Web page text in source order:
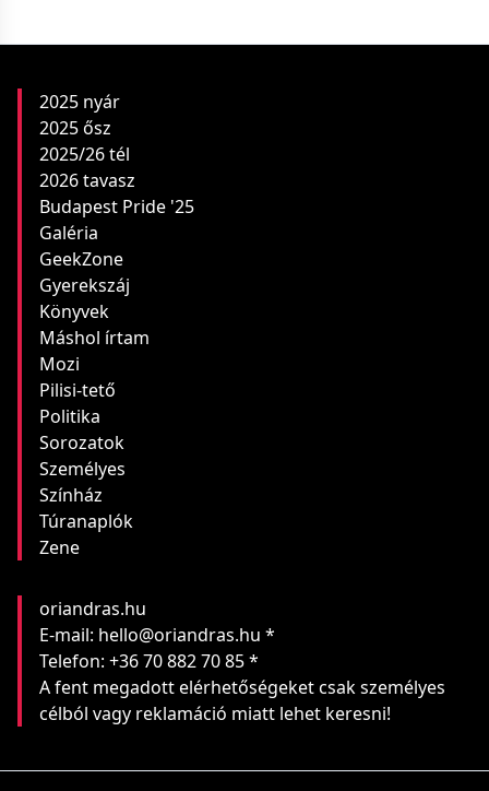
2025 nyár
2025 ősz
2025/26 tél
2026 tavasz
Budapest Pride '25
Galéria
GeekZone
Gyerekszáj
Könyvek
Máshol írtam
Mozi
Pilisi-tető
Politika
Sorozatok
Személyes
Színház
Túranaplók
Zene
oriandras.hu
E-mail: hello@oriandras.hu *
Telefon: +36 70 882 70 85 *
A fent megadott elérhetőségeket csak személyes
célból vagy reklamáció miatt lehet keresni!